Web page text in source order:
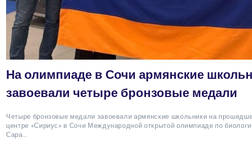
На олимпиаде в Сочи армянские
завоевали четыре бронзовые медали
Четыре бронзовые медали завоевали армянские школьники на
центре «Сириус» в Сочи Международной открытой олимпиаде по
Сара…